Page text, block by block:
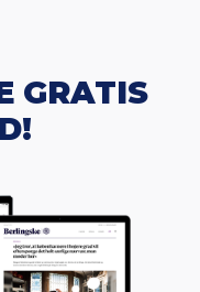
GRATIS